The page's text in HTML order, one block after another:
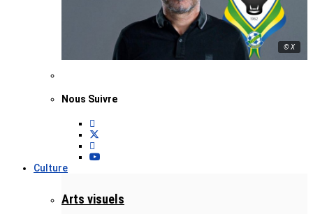
© X
Nous Suivre
Culture
Arts visuels